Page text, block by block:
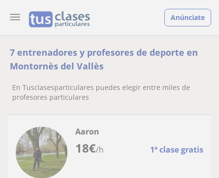
Anúnciate
7 entrenadores y profesores de deporte en
Montornès del Vallès
En Tusclasesparticulares puedes elegir entre miles de
profesores particulares
18€/h 1ª clase gratis
Aaron